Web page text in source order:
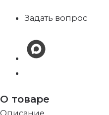
Задать вопрос
О товаре
Описание